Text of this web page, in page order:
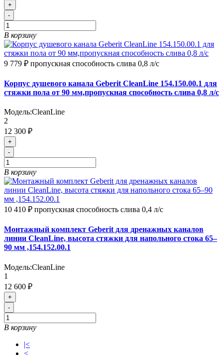
+
-
В корзину
9 779 ₽ пропускная способность слива 0,8 л/с
Корпус душевого канала Geberit CleanLine 154.150.00.1 для
стяжки пола от 90 мм,пропускная способность слива 0,8 л/с
Модель:CleanLine
2
12 300 ₽
+
-
В корзину
10 410 ₽ пропускная способность слива 0,4 л/с
Монтажный комплект Geberit для дренажных каналов
линии CleanLine, высота стяжки для напольного стока 65–
90 мм ,154.152.00.1
Модель:CleanLine
1
12 600 ₽
+
-
В корзину
|<
<